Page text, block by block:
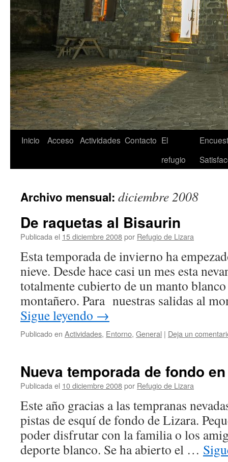
Inicio Acceso Actividades Contacto El
refugio
Archivo mensual: diciembre 2008
De raquetas al Bisaurin
Publicada el 15 diciembre 2008por Refugio de Lizara
Esta temporada de invierno ha
nieve. Desde hace casi un mes esta
totalmente cubierto de un manto
montañero. Para nuestras salidas al
Sigue leyendo →
Publicado en Actividades, Entorno, General | Deja un
Nueva temporada de fondo
Publicada el 10 diciembre 2008por Refugio de Lizara
Este año gracias a las tempranas
pistas de esquí de fondo de Lizara.
poder disfrutar con la familia o los
deporte blanco. Se ha abierto el …